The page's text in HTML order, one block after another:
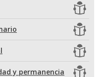
y permanencia